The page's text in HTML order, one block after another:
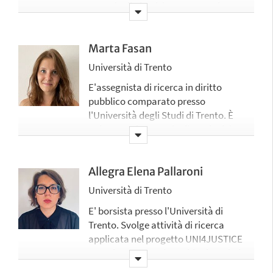
regime patrimoniale delle famiglie
professionisti del settore legale. È
borsista nel progetto UNI4JUSTICE con
profilo formativo, nel quale si occupa
di sviluppare metodologie didattiche
innovative di life-long learning.
materia di giustizia consensuale e
risoluzione alternativa delle
attività di ricerca applicata nel
progetto UNI4Justice
Marta Fasan
Università di Trento
E'assegnista di ricerca in diritto
pubblico comparato presso
l'Università degli Studi di Trento. È
un'esperta in materia di tutela dei
diritti fondamentali e del rapporto tra
della giustizia. In questi ambiti, Marta
Fasan svolge attività di ricerca
Allegra Elena Pallaroni
Università di Trento
E' borsista presso l'Università di
Trento. Svolge attività di ricerca
applicata nel progetto UNI4JUSTICE
prevalentemente in ambito lavoristico.
Dal 15.09.22